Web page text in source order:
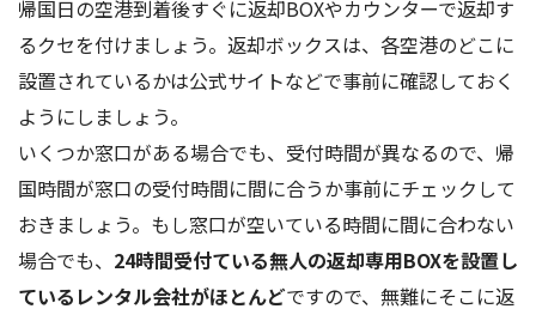
帰国日の空港到着後すぐに返却BOXやカウンターで返却す
るクセを付けましょう。返却ボックスは、各空港のどこに
設置されているかは公式サイトなどで事前に確認しておく
ようにしましょう。
いくつか窓口がある場合でも、受付時間が異なるので、帰
国時間が窓口の受付時間に間に合うか事前にチェックして
おきましょう。もし窓口が空いている時間に間に合わない
場合でも、 24時間受付ている無人の返却専用BOXを設置し
ているレンタル会社がほとんどですので、無難にそこに返